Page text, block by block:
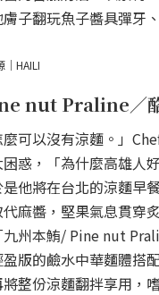
子翻玩魚子醬具彈牙
HAILI
nut Praline／
麼可以沒有涼麵。」
惑，「為什麼高雄人
他將在台北的涼麵早
麻醬，堅果氣息貫穿
州本鮪/ Pine nut
版的鹼水中華麵體搭
整份涼麵翻拌享用，